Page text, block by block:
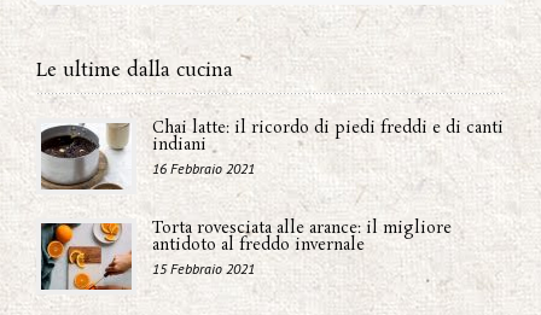
Le ultime dalla cucina
Chai latte: il ricordo di piedi freddi e di canti
indiani
16 Febbraio 2021
Torta rovesciata alle arance: il migliore
antidoto al freddo invernale
15 Febbraio 2021